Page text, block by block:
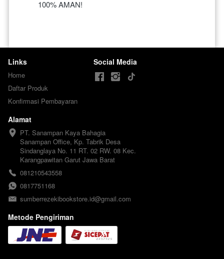
100% AMAN!
Links
Home
Daftar Produk
Konfirmasi Pembayaran
Social Media
Alamat
PT. Sanampan Kaya Bahagia
Sanampan Office, Kp. Tabrik Desa
Sindanglaya No. 11 RT. 02 RW. 08 Kec.
Karangpawitan Garut Jawa Barat
081210543558
0817751168
sumberrezekibookstore.id@gmail.com
Metode Pengiriman